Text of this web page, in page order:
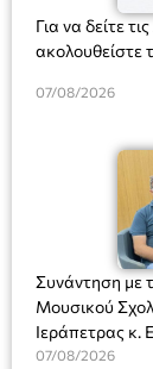
Για να δείτε
ακολουθείστε
07/08/2026
Συνάντηση με
Μουσικού
Ιεράπετρας κ.
Διευθύντριας
07/08/2026